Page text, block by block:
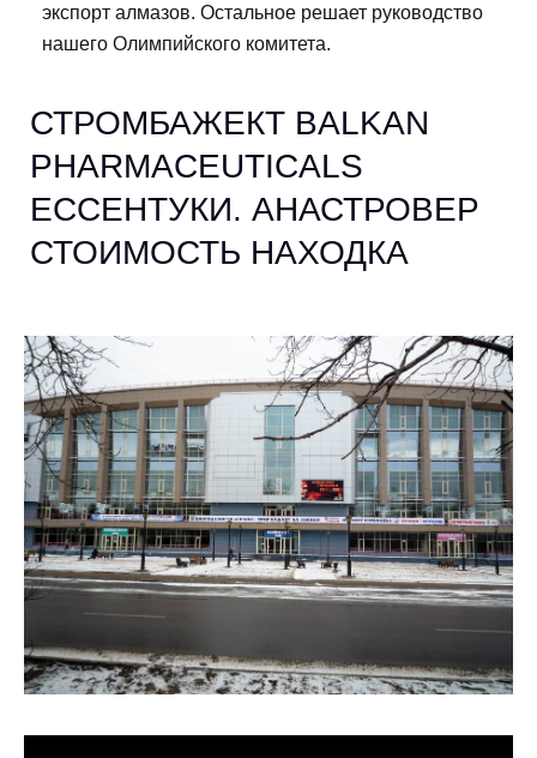
экспорт алмазов. Остальное решает руководство
нашего Олимпийского комитета.
СТРОМБАЖЕКТ BALKAN
PHARMACEUTICALS
ЕССЕНТУКИ. АНАСТРОВЕР
СТОИМОСТЬ НАХОДКА